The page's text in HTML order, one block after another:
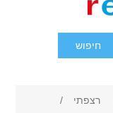
רצפתי
/